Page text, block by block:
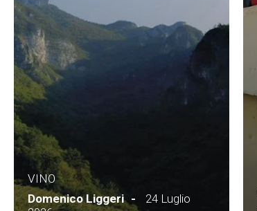
VINO
Domenico Liggeri
24 Luglio